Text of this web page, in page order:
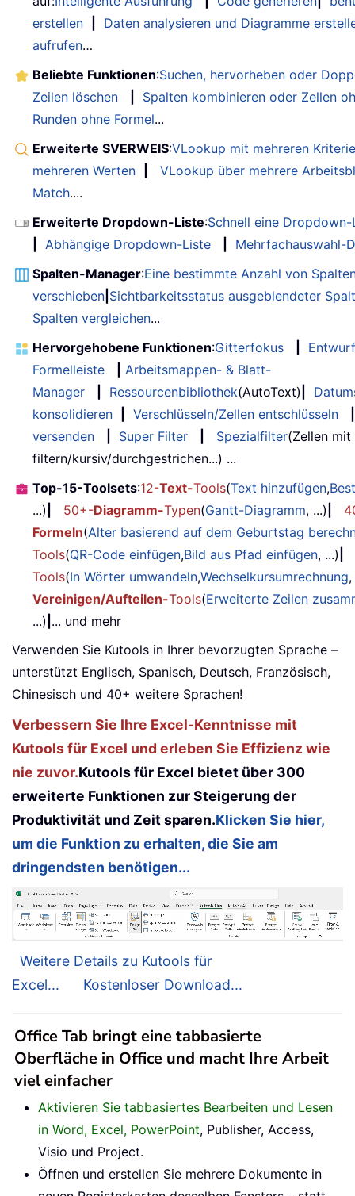
erstellen
Daten analysieren und Diagramme
aufrufen…
Beliebte Funktionen:Suchen, hervorheben oder
Zeilen löschen
Spalten kombinieren oder Zellen
Runden ohne Formel...
Erweiterte SVERWEIS:VLookup mit mehreren
mehreren Werten
VLookup über mehrere
Match....
Erweiterte Dropdown-Liste:Schnell eine
Abhängige Dropdown-Liste
Mehrfachauswahl-
Spalten-Manager:Eine bestimmte Anzahl von
verschieben Sichtbarkeitsstatus ausgeblendeter
Spalten vergleichen...
Hervorgehobene Funktionen:Gitterfokus
Entwurf
Formelleiste
Arbeitsmappen- & Blatt-
Manager
Ressourcenbibliothek(AutoText)
konsolidieren
Verschlüsseln/Zellen entschlüsseln
versenden
Super Filter Spezialfilter(Zellen
filtern/kursiv/durchgestrichen...) ...
Top-15-Toolsets:12-Text-Tools(Text hinzufügen,
...)
50+-Diagramm-Typen(Gantt-Diagramm, ...)
Formeln(Alter basierend auf dem Geburtstag
Tools(QR-Code einfügen,Bild aus Pfad einfügen, ...)
Tools(In Wörter umwandeln,Wechselkursumrechnung
Vereinigen/Aufteilen-Tools(Erweiterte Zeilen
...) ... und mehr
Verwenden Sie Kutools in Ihrer bevorzugten Sprache –
unterstützt Englisch, Spanisch, Deutsch, Französisch,
Chinesisch und 40+ weitere Sprachen!
Verbessern Sie Ihre Excel-Kenntnisse mit
Kutools für Excel und erleben Sie Effizienz wie
nie zuvor.Kutools für Excel bietet über 300
erweiterte Funktionen zur Steigerung der
Produktivität und Zeit sparen.Klicken Sie hier,
um die Funktion zu erhalten, die Sie am
dringendsten benötigen...
Weitere Details zu Kutools für
Excel...
Kostenloser Download...
Office Tab bringt eine tabbasierte
Oberfläche in Office und macht Ihre Arbeit
viel einfacher
Aktivieren Sie tabbasiertes Bearbeiten und Lesen
in Word, Excel, PowerPoint, Publisher, Access,
Visio und Project.
Öffnen und erstellen Sie mehrere Dokumente in